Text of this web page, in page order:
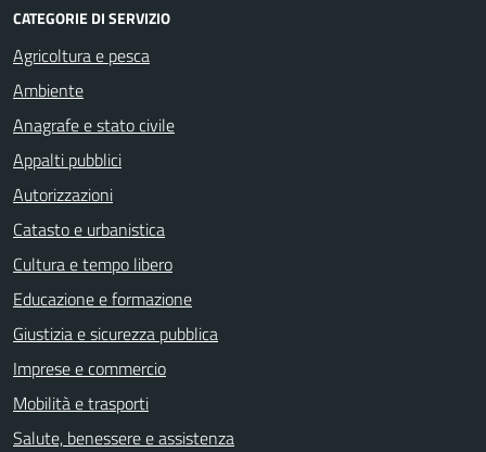
CATEGORIE DI SERVIZIO
Agricoltura e pesca
Ambiente
Anagrafe e stato civile
Appalti pubblici
Autorizzazioni
Catasto e urbanistica
Cultura e tempo libero
Educazione e formazione
Giustizia e sicurezza pubblica
Imprese e commercio
Mobilità e trasporti
Salute, benessere e assistenza